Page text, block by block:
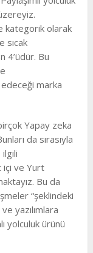
kategorik olarak
sıcak
4’üdür. Bu
edeceği marka
Yapay zeka
da sırasıyla
ilgili
içi ve Yurt
Bu da
“şeklindeki
yazılımlara
yolculuk ürünü